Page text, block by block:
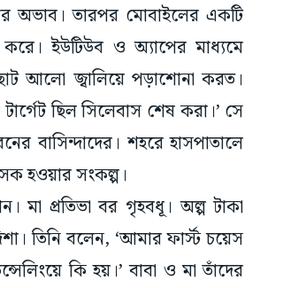
অভাব। তারপর মোবাইলের একটি
ইউটিউব ও অ্যাপের মাধ্যমে
আলো জ্বালিয়ে পড়াশোনা করত।
ছিল সিলেবাস শেষ করা।’ সে
বাসিন্দাদের। শহরে হাসপাতালে
হওয়ার সংকল্প।
মা প্রতিভা বর গৃহবধূ। অল্প টাকা
তিনি বলেন, ‘আমার ফার্স্ট চয়েস
কি হয়।’ বাবা ও মা তাঁদের